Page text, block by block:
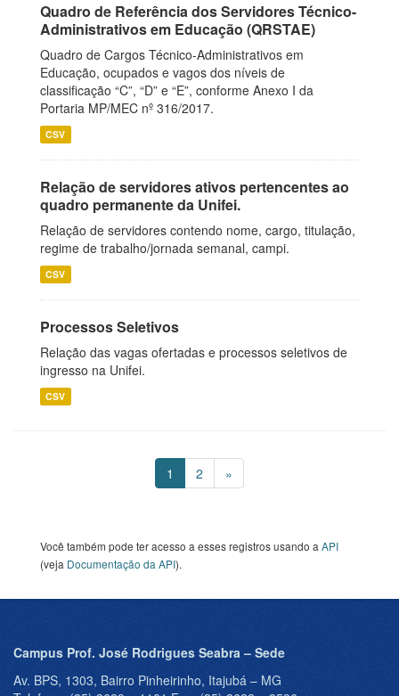
Quadro de Referência dos Servidores Técnico-
Administrativos em Educação (QRSTAE)
Quadro de Cargos Técnico-Administrativos em
Educação, ocupados e vagos dos níveis de
classificação “C”, “D” e “E”, conforme Anexo I da
Portaria MP/MEC nº 316/2017.
CSV
Relação de servidores ativos pertencentes ao
quadro permanente da Unifei.
Relação de servidores contendo nome, cargo, titulação,
regime de trabalho/jornada semanal, campi.
CSV
Processos Seletivos
Relação das vagas ofertadas e processos seletivos de
ingresso na Unifei.
CSV
1 2 »
Você também pode ter acesso a esses registros usando a API
(veja Documentação da API).
Campus Prof. José Rodrigues Seabra – Sede
Av. BPS, 1303, Bairro Pinheirinho, Itajubá – MG